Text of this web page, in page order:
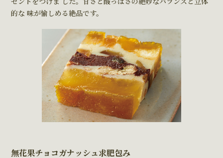
的な 味が愉しめる絶品です。
無花果チョコガナッシュ求肥包み